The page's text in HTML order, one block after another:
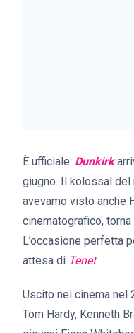
È ufficiale: Dunkirk
giugno. Il kolossal
avevamo visto anche
cinematografico,
L’occasione perfetta
attesa di Tenet.
Uscito nei cinema nel
Tom Hardy, Kenneth